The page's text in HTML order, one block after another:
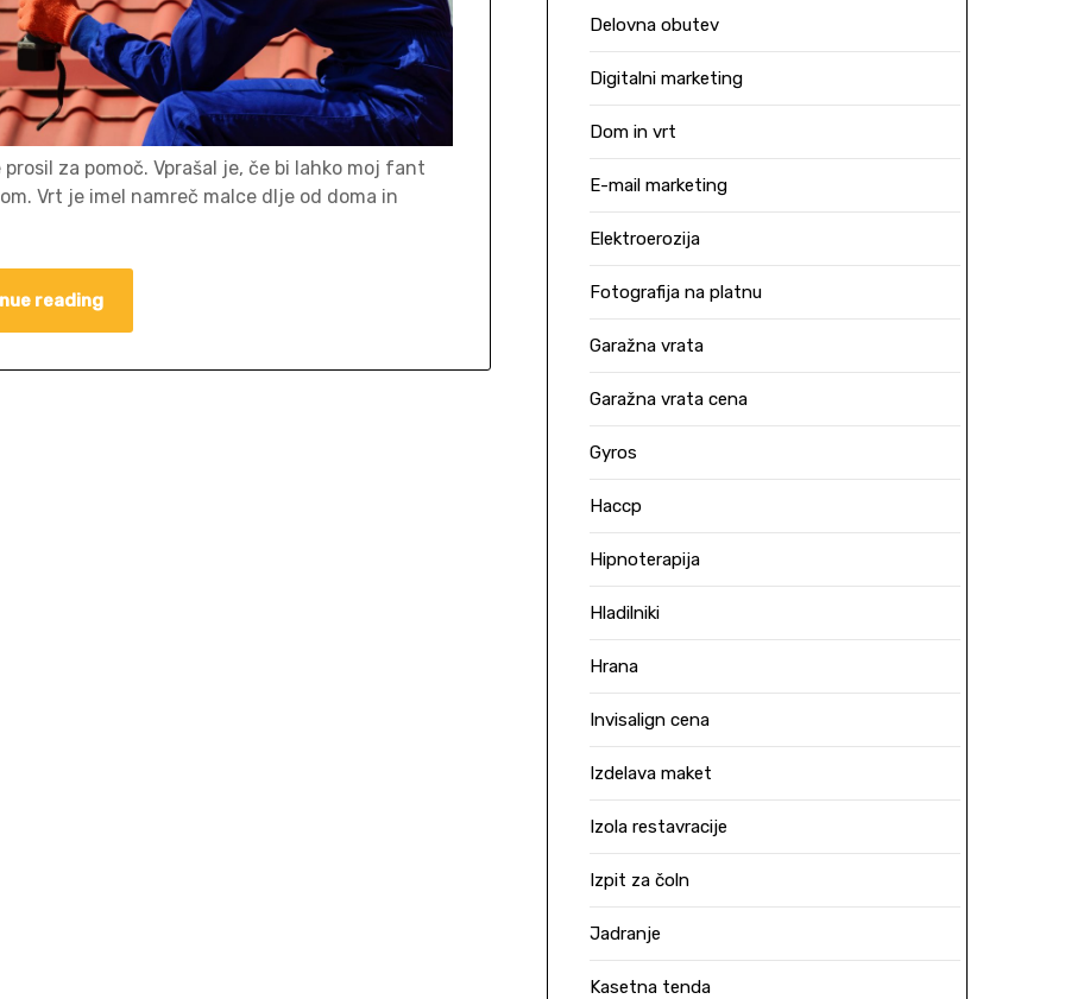
za pomoč. Vprašal je, če bi lahko moj fant
Vrt je imel namreč malce dlje od doma in
reading
Delovna obutev
Digitalni marketing
Dom in vrt
E-mail marketing
Elektroerozija
Fotografija na platnu
Garažna vrata
Garažna vrata cena
Gyros
Haccp
Hipnoterapija
Hladilniki
Hrana
Invisalign cena
Izdelava maket
Izola restavracije
Izpit za čoln
Jadranje
Kasetna tenda